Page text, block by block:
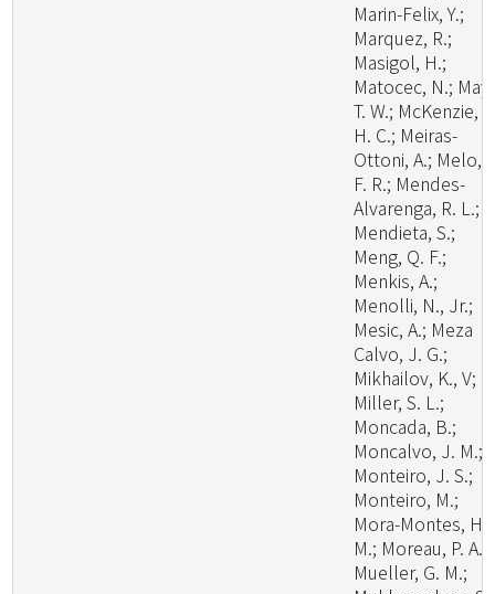
Marin-Felix, Y.;
Marquez, R.;
Masigol, H.;
Matocec, N.; May,
T. W.; McKenzie,
H. C.; Meiras-
Ottoni, A.; Melo,
F. R.; Mendes-
Alvarenga, R. L.;
Mendieta, S.;
Meng, Q. F.;
Menkis, A.;
Menolli, N., Jr.;
Mesic, A.; Meza
Calvo, J. G.;
Mikhailov, K., V;
Miller, S. L.;
Moncada, B.;
Moncalvo, J. M.;
Monteiro, J. S.;
Monteiro, M.;
Mora-Montes, H.
M.; Moreau, P. A.;
Mueller, G. M.;